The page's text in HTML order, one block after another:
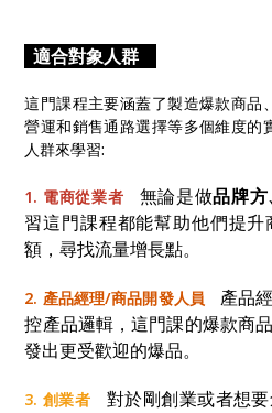
適合對象人群
這門課程主要涵蓋了製造爆款商品
營運和銷售通路選擇等多個維度的
人群來學習:
1. 電商從業者 無論是做品牌
習這門課程都能幫助他們提
額，尋找流量增長點。
2. 產品經理/商品開發人員 產品
控產品邏輯，這門課的爆款商
發出更受歡迎的爆品。
3. 創業者 對於剛創業或者想